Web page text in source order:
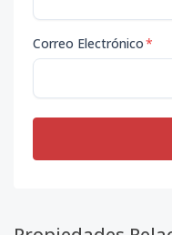
Correo Electrónico*